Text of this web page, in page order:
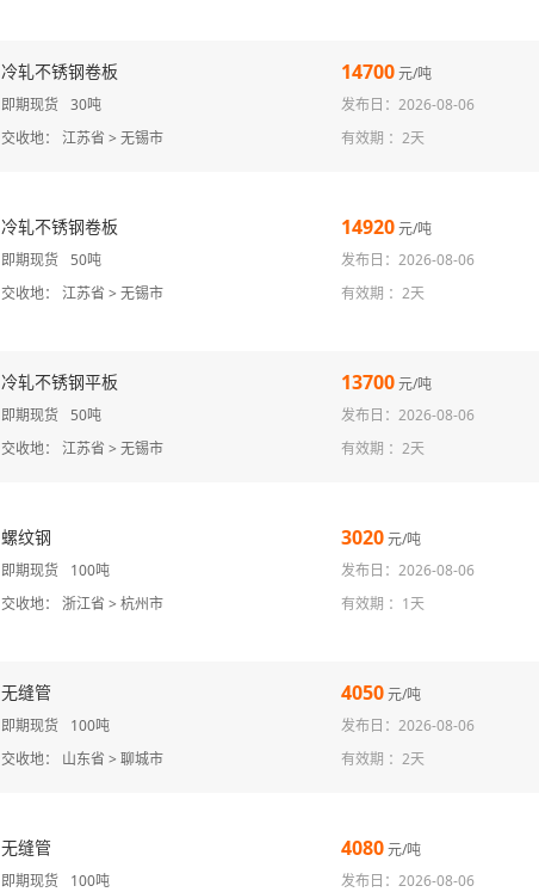
冷轧不锈钢卷板 14700元/吨
发布日：2026-08-06
即期现货 30吨
交收地： 江苏省 > 无锡市
有效期 ： 2天
冷轧不锈钢卷板 14920元/吨
发布日：2026-08-06
即期现货
50吨
交收地： 江苏省 > 无锡市
有效期 ： 2天
冷轧不锈钢平板 13700元/吨
发布日：2026-08-06
即期现货
50吨
交收地： 江苏省 > 无锡市
有效期 ： 2天
螺纹钢 3020元/吨
发布日：2026-08-06
即期现货
100吨
交收地： 浙江省 > 杭州市
有效期 ： 1天
无缝管 4050元/吨
发布日：2026-08-06
即期现货
100吨
交收地： 山东省 > 聊城市
有效期 ： 2天
无缝管 4080元/吨
发布日：2026-08-06
即期现货
100吨